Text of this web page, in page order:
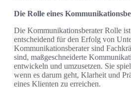
Die Rolle eines
Die Kommunikationsberater Rolle
entscheidend für den Erfolg von
Kommunikationsberater sind
sind, maßgeschneiderte
entwickeln und umzusetzen. Sie
wenn es darum geht, Klarheit und
eines Klienten zu erreichen.